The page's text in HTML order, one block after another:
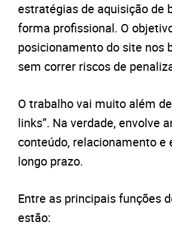
estratégias de aquisição de
forma profissional. O
posicionamento do site nos
sem correr riscos de
O trabalho vai muito além
links”. Na verdade, envolve
conteúdo, relacionamento e
longo prazo.
Entre as principais funções
estão: